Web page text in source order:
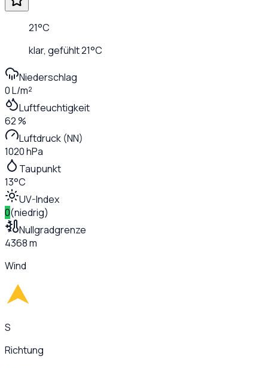
21°C
klar, gefühlt21°C
Niederschlag
0 L/m²
Luftfeuchtigkeit
62 %
Luftdruck (NN)
1020 hPa
Taupunkt
13°C
UV-Index
0(niedrig)
Nullgradgrenze
4368 m
Wind
S
Richtung